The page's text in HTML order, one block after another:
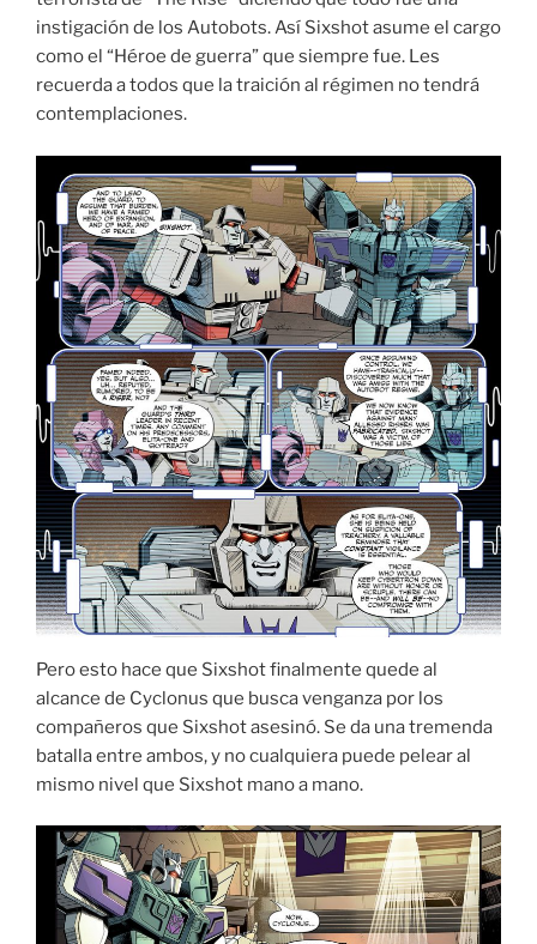
instigación de los Autobots. Así Sixshot asume el cargo
como el “Héroe de guerra” que siempre fue. Les
recuerda a todos que la traición al régimen no tendrá
contemplaciones.
Pero esto hace que Sixshot finalmente quede al
alcance de Cyclonus que busca venganza por los
compañeros que Sixshot asesinó. Se da una tremenda
batalla entre ambos, y no cualquiera puede pelear al
mismo nivel que Sixshot mano a mano.